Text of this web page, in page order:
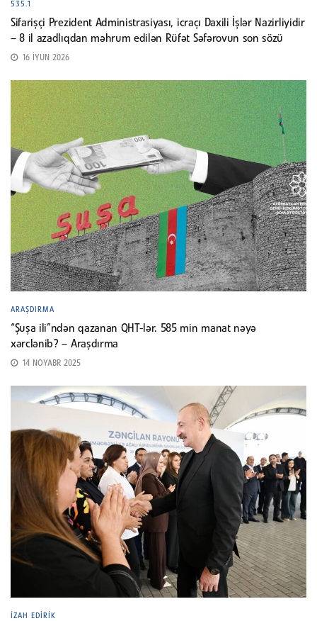
535.1
Sifarişçi Prezident Administrasiyası, icraçı Daxili İşlər Nazirliyidir
– 8 il azadlıqdan məhrum edilən Rüfət Səfərovun son sözü
16 İYUN 2026
ARAŞDIRMA
“Şuşa ili”ndən qazanan QHT-lər. 585 min manat nəyə
xərclənib? – Araşdırma
14 NOYABR 2025
İZAH EDIRIK